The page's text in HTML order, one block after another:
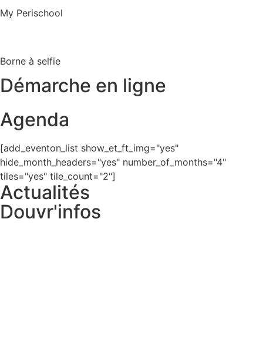
My Perischool
Borne à selfie
Démarche en ligne
Agenda
[add_eventon_list show_et_ft_img="yes"
hide_month_headers="yes" number_of_months="4"
tiles="yes" tile_count="2"]
Actualités
Douvr'infos